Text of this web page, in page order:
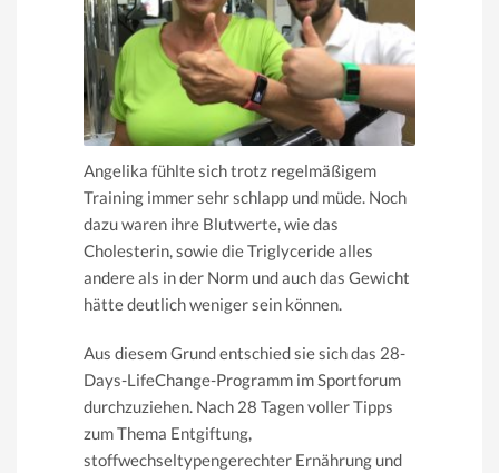
Angelika fühlte sich trotz regelmäßigem
Training immer sehr schlapp und müde. Noch
dazu waren ihre Blutwerte, wie das
Cholesterin, sowie die Triglyceride alles
andere als in der Norm und auch das Gewicht
hätte deutlich weniger sein können.
Aus diesem Grund entschied sie sich das 28-
Days-LifeChange-Programm im Sportforum
durchzuziehen. Nach 28 Tagen voller Tipps
zum Thema Entgiftung,
stoffwechseltypengerechter Ernährung und